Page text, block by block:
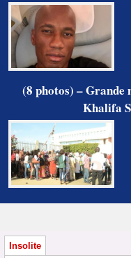
(8 photos) – Grande
Khalifa
Insolite